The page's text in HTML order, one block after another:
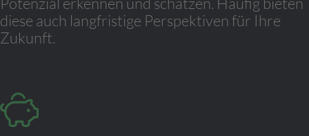
diese auch langfristige Perspektiven für Ihre
Zukunft.